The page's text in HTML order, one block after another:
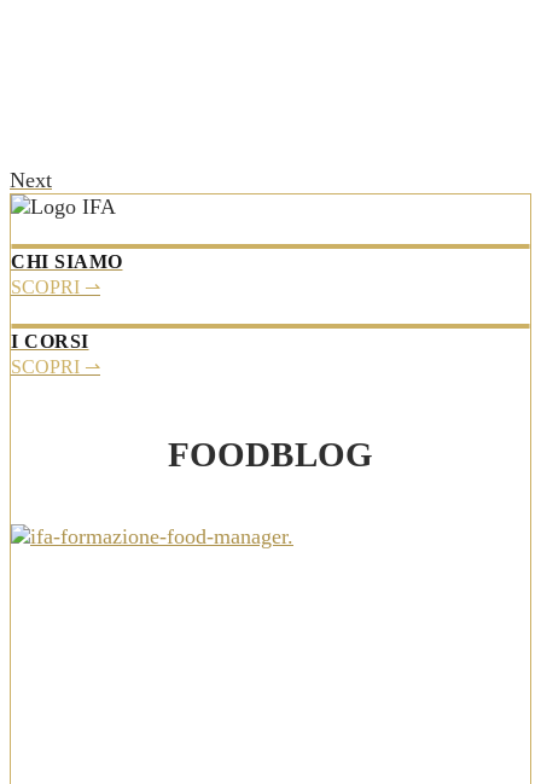
Next
CHI SIAMO
SCOPRI ⇀
I CORSI
SCOPRI ⇀
FOODBLOG